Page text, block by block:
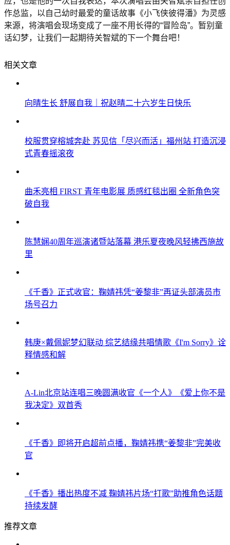
作总监，以自己幼时最爱的童话故事《小飞侠彼得潘》为灵感
来源，将演唱会现场变成了一座不用长得的“冒险岛”。暂别童
话幻梦，让我们一起期待关智斌的下一个舞台吧！
相关文章
向晴生长 舒展自我｜祝赵晴二十六岁生日快乐
校服贯穿榕城奔赴 苏见信「尽兴而活」福州站 打造沉浸
式青春摇滚夜
曲禾亮相 FIRST 青年电影展 质感红毯出圈 全新角色突
破自我
陈慧娴40周年巡演诸暨站落幕 港乐夏夜晚风轻拂西施故
里
《千香》正式收官：鞠婧祎凭“姜黎非”再证头部演员市
场号召力
韩庚×戴佩妮梦幻联动 综艺结缘共唱情歌《I'm Sorry》诠
释情感和解
A-Lin北京站连唱三晚圆满收官《一个人》《爱上你不是
我决定》双首秀
《千香》即将开启超前点播，鞠婧祎携“姜黎非”完美收
官
《千香》播出热度不减 鞠婧祎片场“打歌”助推角色话题
持续发酵
推荐文章